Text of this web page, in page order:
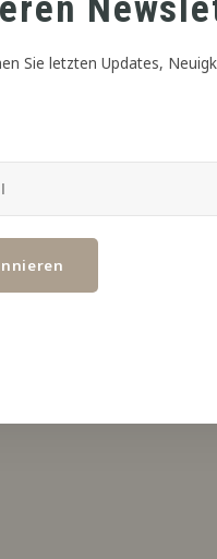
Sie letzten Updates,
Wahl nahezu sofort zum